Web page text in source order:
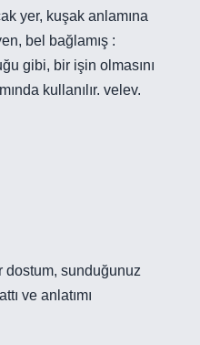
yer, kuşak anlamına
bel bağlamış :
gibi, bir işin olmasını
kullanılır. velev.
dostum, sunduğunuz
ve anlatımı